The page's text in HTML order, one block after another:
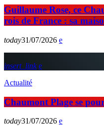
Guillaume Rose, ce
rois de France : sa
today31/07/2026
insert_link
Actualité
Chaumont Plage se
today31/07/2026